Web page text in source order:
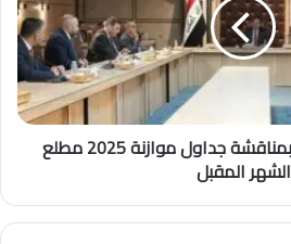
المالية النيابية: سنباشر بمناقشة جداول موازنة 2025 مطلع
الشهر المقبل